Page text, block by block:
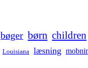
bøger børn children
Louisiana læsning